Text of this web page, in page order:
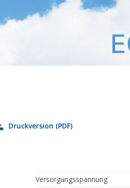
Druckversion (PDF)
Versorgungsspannung